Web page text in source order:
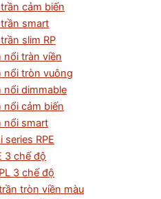
cảm biến
smart
slim RP
nổi tràn viền
nổi tròn vuông
nổi dimmable
nổi cảm biến
nổi smart
series RPE
3 chế độ
3 chế độ
tròn viền màu